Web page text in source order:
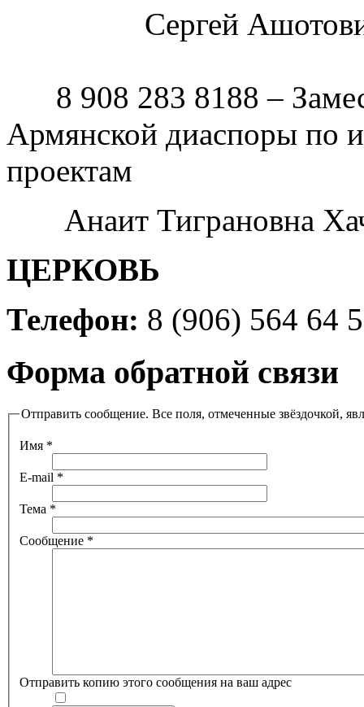
Сергей
8 908 283 8188 –
Армянской диаспоры по
проектам
Анаит Тиграновна
ЦЕРКОВЬ
Телефон: 8 (906) 564 64
Форма обратной связи
Отправить сообщение. Все поля, отмеченные звёздочкой,
Имя *
E-mail *
Тема *
Сообщение *
Отправить копию этого сообщения на ваш адрес